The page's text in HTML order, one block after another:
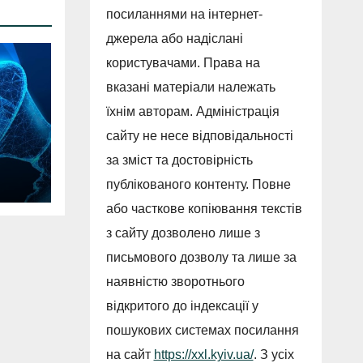
посиланнями на інтернет-
джерела або надіслані
користувачами. Права на
вказані матеріали належать
їхнім авторам. Адміністрація
сайту не несе відповідальності
за зміст та достовірність
публікованого контенту. Повне
або часткове копіювання текстів
з сайту дозволено лише з
письмового дозволу та лише за
наявністю зворотнього
відкритого до індексації у
пошукових системах посилання
на сайт https://xxl.kyiv.ua/. З усіх